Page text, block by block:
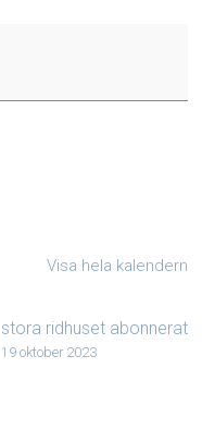
Visa hela kalendern
stora ridhuset abonnerat
19 oktober 2023